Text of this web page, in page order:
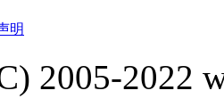
明
2005-2022